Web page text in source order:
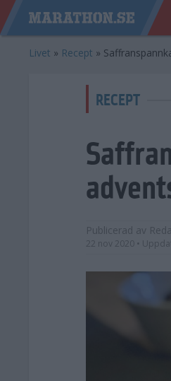
Livet » Recept »
RECEPT
Publicerad av
22 nov 2020 •